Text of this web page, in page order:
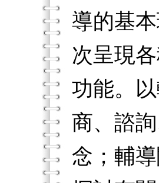
導的基
次呈現
功能。
商、諮
念；輔